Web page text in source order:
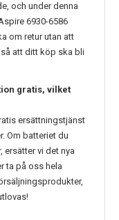
och under denna
6930-6586
om retur utan att
att ditt köp ska bli
gratis, vilket
ersättningstjänst
Om batteriet du
ersätter vi det nya
ta på oss hela